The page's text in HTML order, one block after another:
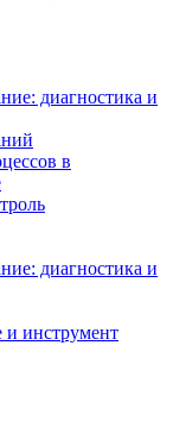
диагностика и
в
диагностика и
и инструмент